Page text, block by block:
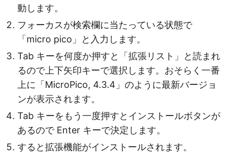
動します。
フォーカスが検索欄に当たっている状態で
「micro pico」と入力します。
Tab キーを何度か押すと「拡張リスト」と読まれ
るので上下矢印キーで選択します。おそらく一番
上に「MicroPico, 4.3.4」のように最新バージョ
ンが表示されます。
Tab キーをもう一度押すとインストールボタンが
あるので Enter キーで決定します。
すると拡張機能がインストールされます。